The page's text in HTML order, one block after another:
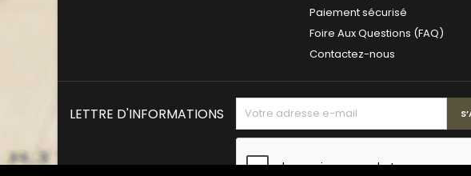
Paiement sécurisé
Foire Aux Questions (FAQ)
Contactez-nous
LETTRE D'INFORMATIONS